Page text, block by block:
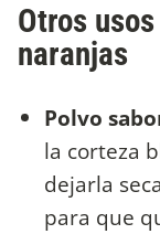
Otros
naranjas
Polvo
la corteza
dejarla
para que